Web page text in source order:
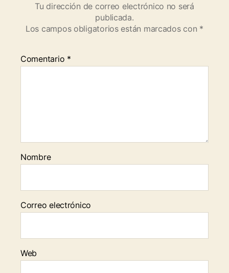
Tu dirección de correo electrónico no será
publicada.
Los campos obligatorios están marcados con *
Comentario *
Nombre
Correo electrónico
Web